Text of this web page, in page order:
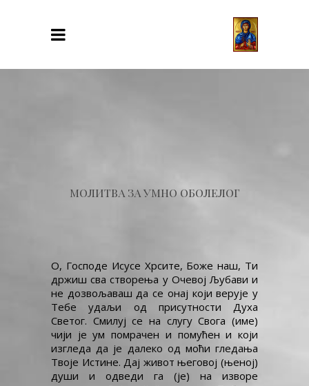
МОЛИТВА ЗА УМНО ОБОЛЕЛОГ
ЧОВЕКА
О, Господе Исусе Хрсите, Боже наш, Ти
држиш сва створења у Очевој Љубави и
не дозвољаваш да се онај који верује у
Тебе удаљи од присутности Духа
Светог. Смилуј се на слугу Свога (име)
чији је ум помрачен и помућен и који
изгледа да је далеко од моћи гледања
Твоје Истине. Дај живот његовој (њеној)
души и одведи га (је) на изворе